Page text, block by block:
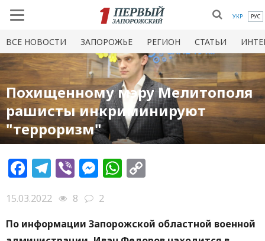
УКР РУС
ВСЕ НОВОСТИ ЗАПОРОЖЬЕ РЕГИОН СТАТЬИ
Похищенному мэру Мелитополя
рашисты инкриминируют
"терроризм"
Facebook
Telegram
ViberMessenger
WhatsApp
15.03.2022 8
2
По информации Запорожской областной военной